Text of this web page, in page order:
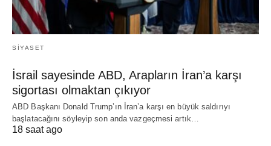
SIYASET
İsrail sayesinde ABD, Arapların İran’a karşı
sigortası olmaktan çıkıyor
ABD Başkanı Donald Trump’ın İran’a karşı en büyük saldırıyı
başlatacağını söyleyip son anda vazgeçmesi artık…
18 saat ago